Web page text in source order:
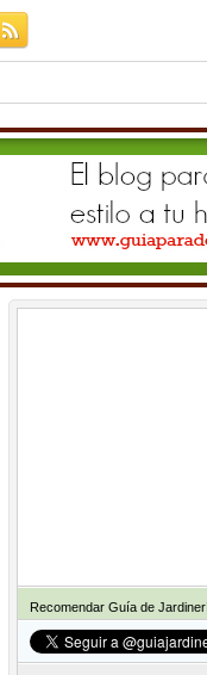
Recomendar Guía de